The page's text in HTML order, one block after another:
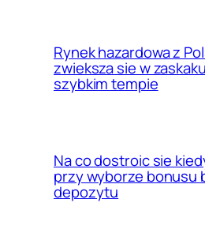
Rynek hazardowa z
zwieksza sie w
szybkim tempie
Na co dostroic sie
przy wyborze bonusu
depozytu